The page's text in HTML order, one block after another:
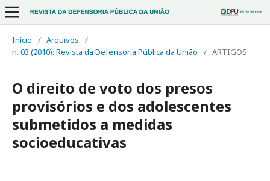
Início / Arquivos
/
n. 03 (2010): Revista da Defensoria Pública da União
/ ARTIGOS
O direito de voto dos presos
provisórios e dos adolescentes
submetidos a medidas
socioeducativas